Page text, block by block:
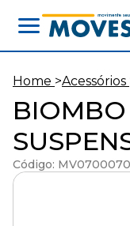
Movesq
-
Movimente
seu
escritório
Home >Acessórios
Código: